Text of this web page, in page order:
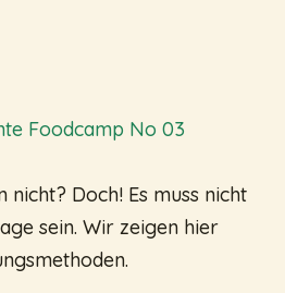
Foodcamp No 03
nicht? Doch! Es muss nicht
sein. Wir zeigen hier
*